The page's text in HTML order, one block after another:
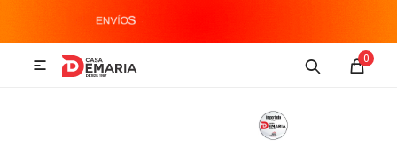
0

Imagen y Sonido Hogar